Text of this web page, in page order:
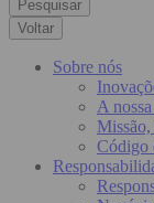
Pesquisar
Voltar
Sobre nós
A
Código